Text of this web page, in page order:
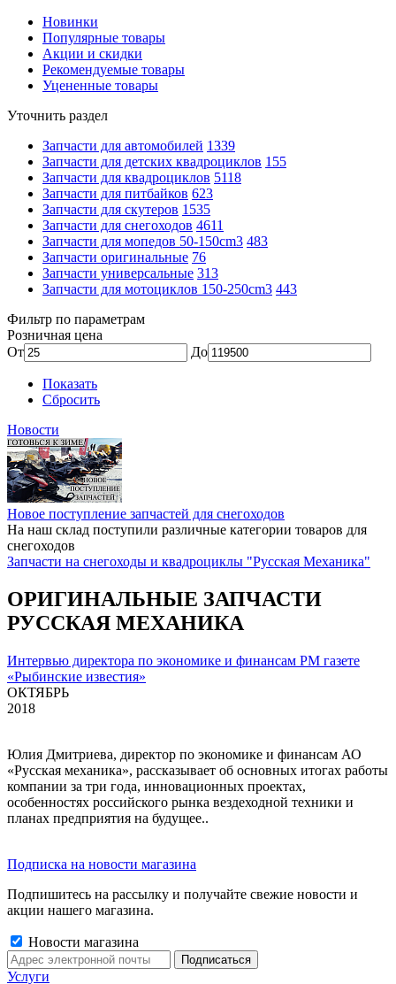
Новинки
Популярные товары
Акции и скидки
Рекомендуемые товары
Уцененные товары
Уточнить раздел
Запчасти для автомобилей 1339
Запчасти для детских квадроциклов 155
Запчасти для квадроциклов 5118
Запчасти для питбайков 623
Запчасти для скутеров 1535
Запчасти для снегоходов 4611
Запчасти для мопедов 50-150cm3 483
Запчасти оригинальные 76
Запчасти универсальные 313
Запчасти для мотоциклов 150-250cm3 443
Фильтр по параметрам
Розничная цена
От
До
Показать
Сбросить
Новости
Новое поступление запчастей для снегоходов
На наш склад поступили различные категории товаров для
снегоходов
Запчасти на снегоходы и квадроциклы "Русская Механика"
ОРИГИНАЛЬНЫЕ ЗАПЧАСТИ
РУССКАЯ МЕХАНИКА
Интервью директора по экономике и финансам РМ газете
«Рыбинские известия»
ОКТЯБРЬ
2018
Юлия Дмитриева, директор по экономике и финансам АО
«Русская механика», рассказывает об основных итогах работы
компании за три года, инновационных проектах,
особенностях российского рынка вездеходной техники и
планах предприятия на будущее..
Подписка на новости магазина
Подпишитесь на рассылку и получайте свежие новости и
акции нашего магазина.
Новости магазина
Услуги